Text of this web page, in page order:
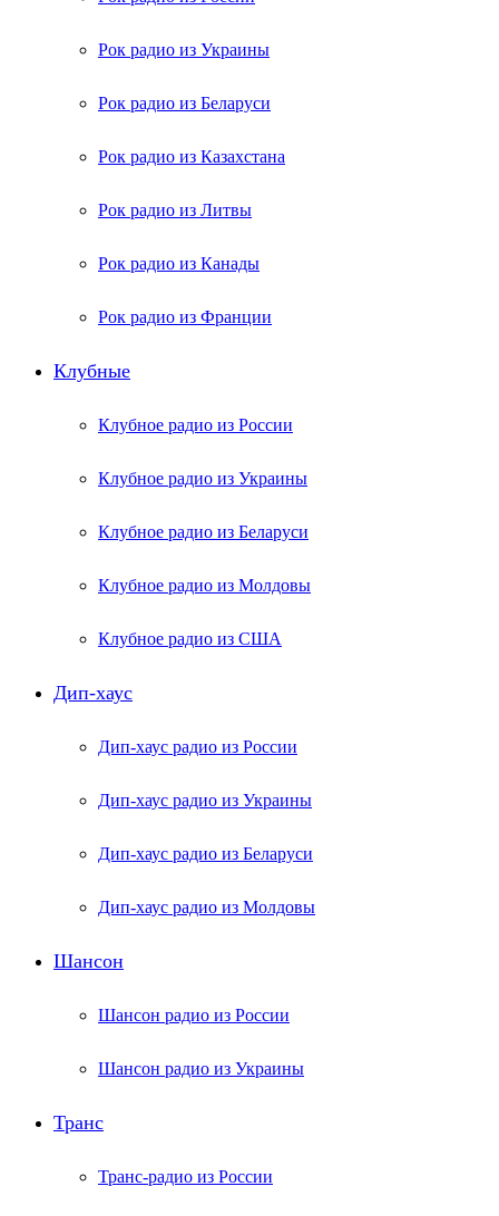
Рок радио из Украины
Рок радио из Беларуси
Рок радио из Казахстана
Рок радио из Литвы
Рок радио из Канады
Рок радио из Франции
Клубные
Клубное радио из России
Клубное радио из Украины
Клубное радио из Беларуси
Клубное радио из Молдовы
Клубное радио из США
Дип-хаус
Дип-хаус радио из России
Дип-хаус радио из Украины
Дип-хаус радио из Беларуси
Дип-хаус радио из Молдовы
Шансон
Шансон радио из России
Шансон радио из Украины
Транс
Транс-радио из России